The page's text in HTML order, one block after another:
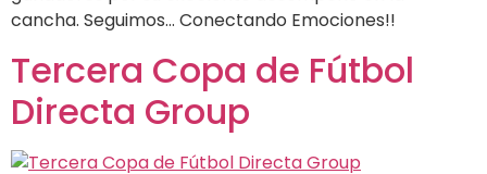
cancha. Seguimos… Conectando Emociones!!
Tercera Copa de Fútbol
Directa Group